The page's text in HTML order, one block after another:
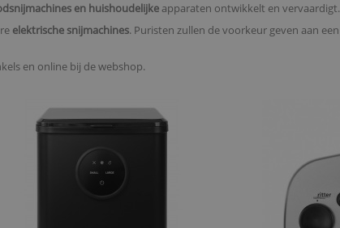
en huishoudelijke apparaten ontwikkelt en vervaardigt.
elektrische snijmachines. Puristen zullen de voorkeur geven aan een
en online bij de webshop.